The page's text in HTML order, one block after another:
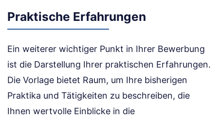
Praktische Erfahrungen
Ein weiterer wichtiger Punkt in Ihrer Bewerbung
ist die Darstellung Ihrer praktischen Erfahrungen.
Die Vorlage bietet Raum, um Ihre bisherigen
Praktika und Tätigkeiten zu beschreiben, die
Ihnen wertvolle Einblicke in die